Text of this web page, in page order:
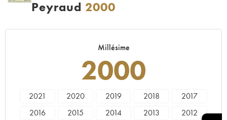
Peyraud 2000
Millésime
2000
2021 2020 2019 2018
2017
2016
2015 2014 2013
2012